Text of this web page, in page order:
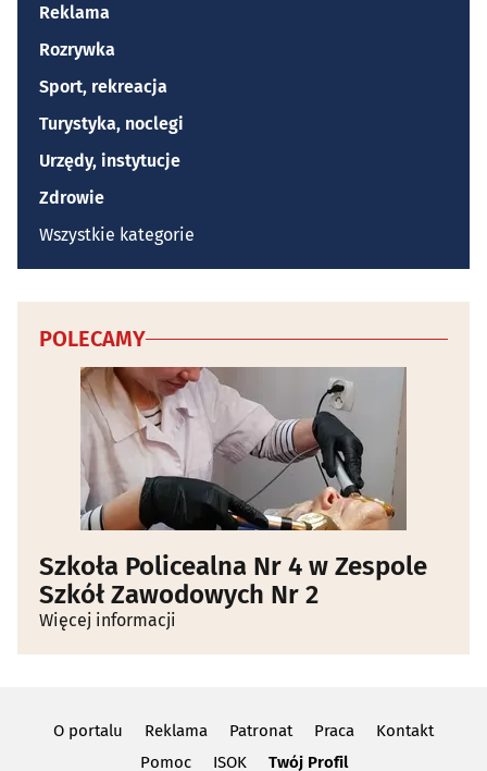
Reklama
Rozrywka
Sport, rekreacja
Turystyka, noclegi
Urzędy, instytucje
Zdrowie
Wszystkie kategorie
POLECAMY
Szkoła Policealna Nr 4 w Zespole
Szkół Zawodowych Nr 2
Więcej informacji
O portalu Reklama Patronat Praca
Kontakt
Pomoc
ISOK Twój Profil